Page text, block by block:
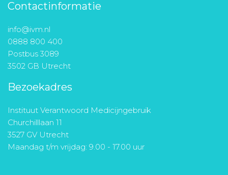
Contactinformatie
info@ivm.nl
0888 800 400
Postbus 3089
3502 GB Utrecht
Bezoekadres
Instituut Verantwoord Medicijngebruik
Churchilllaan 11
3527 GV Utrecht
Maandag t/m vrijdag: 9.00 - 17.00 uur